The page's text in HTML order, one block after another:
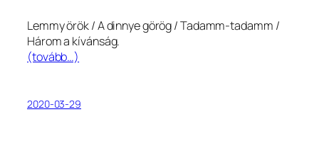
Lemmy örök / A dinnye görög / Tadamm-tadamm /
Három a kívánság.
(tovább…)
2020-03-29